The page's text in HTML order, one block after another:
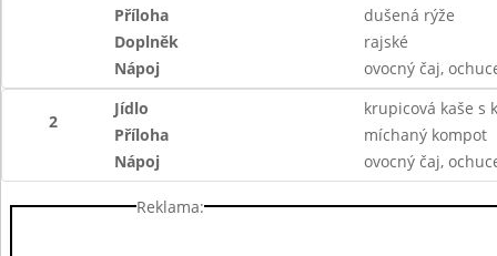
Příloha
dušená rýže
Doplněk
rajské
Nápoj
ovocný čaj,
2
Jídlo
krupicová kaše s
Příloha
míchaný kompot
Nápoj
ovocný čaj,
Reklama: